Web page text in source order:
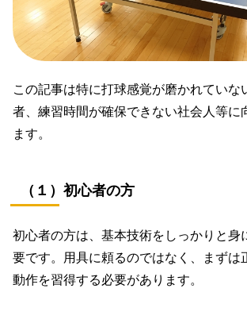
この記事は特に打球感覚が磨かれていな
者、練習時間が確保できない社会人等に
ます。
（１）初心者の方
初心者の方は、基本技術をしっかりと身
要です。用具に頼るのではなく、まずは
動作を習得する必要があります。